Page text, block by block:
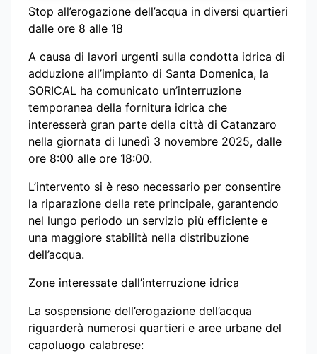
Stop all’erogazione dell’acqua in diversi quartieri
dalle ore 8 alle 18
A causa di lavori urgenti sulla condotta idrica di
adduzione all’impianto di Santa Domenica, la
SORICAL ha comunicato un’interruzione
temporanea della fornitura idrica che
interesserà gran parte della città di Catanzaro
nella giornata di lunedì 3 novembre 2025, dalle
ore 8:00 alle ore 18:00.
L’intervento si è reso necessario per consentire
la riparazione della rete principale, garantendo
nel lungo periodo un servizio più efficiente e
una maggiore stabilità nella distribuzione
dell’acqua.
Zone interessate dall’interruzione idrica
La sospensione dell’erogazione dell’acqua
riguarderà numerosi quartieri e aree urbane del
capoluogo calabrese: